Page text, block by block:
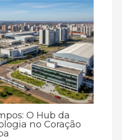
O Hub da
no Coração